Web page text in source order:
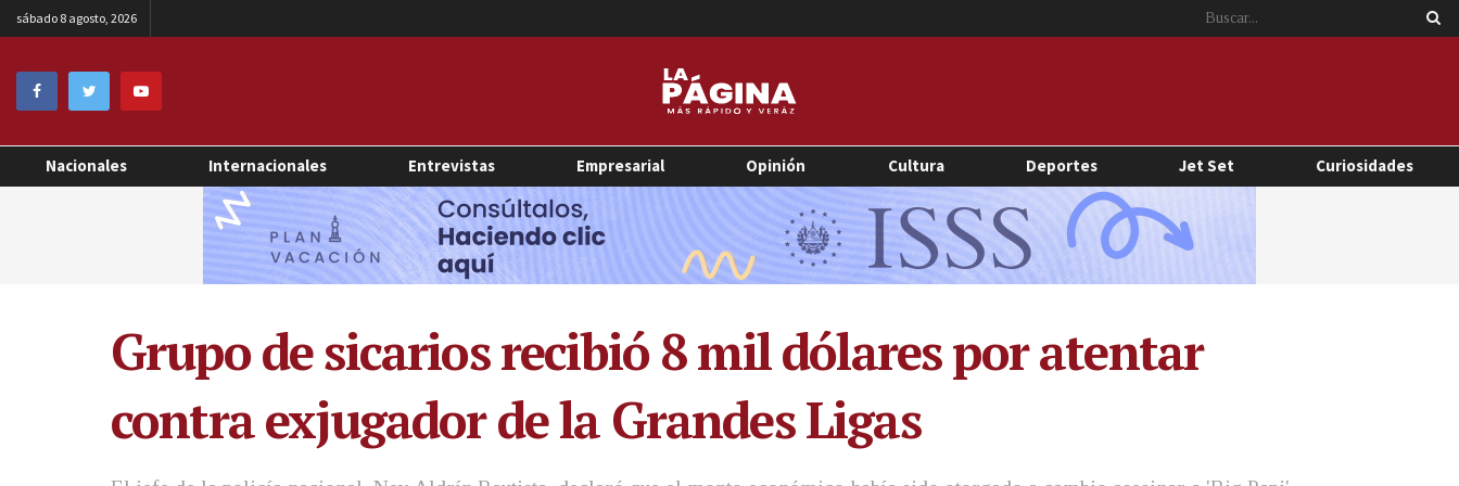
sábado 8 agosto, 2026
Nacionales Internacionales Entrevistas Empresarial Opinión Cultura Deportes Jet Set Curiosidades
Grupo de sicarios recibió 8 mil dólares por atentar
contra exjugador de la Grandes Ligas